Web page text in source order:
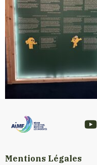
Mentions Légales